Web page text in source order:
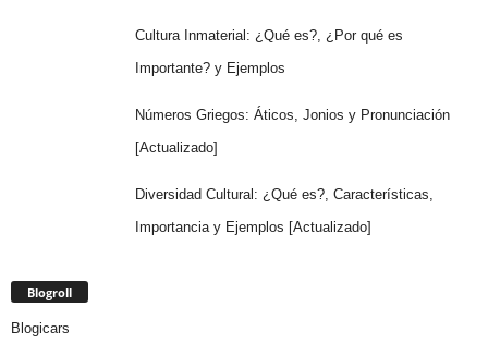
Cultura Inmaterial: ¿Qué es?, ¿Por qué es
Importante? y Ejemplos
Números Griegos: Áticos, Jonios y Pronunciación
[Actualizado]
Diversidad Cultural: ¿Qué es?, Características,
Importancia y Ejemplos [Actualizado]
Blogroll
Blogicars